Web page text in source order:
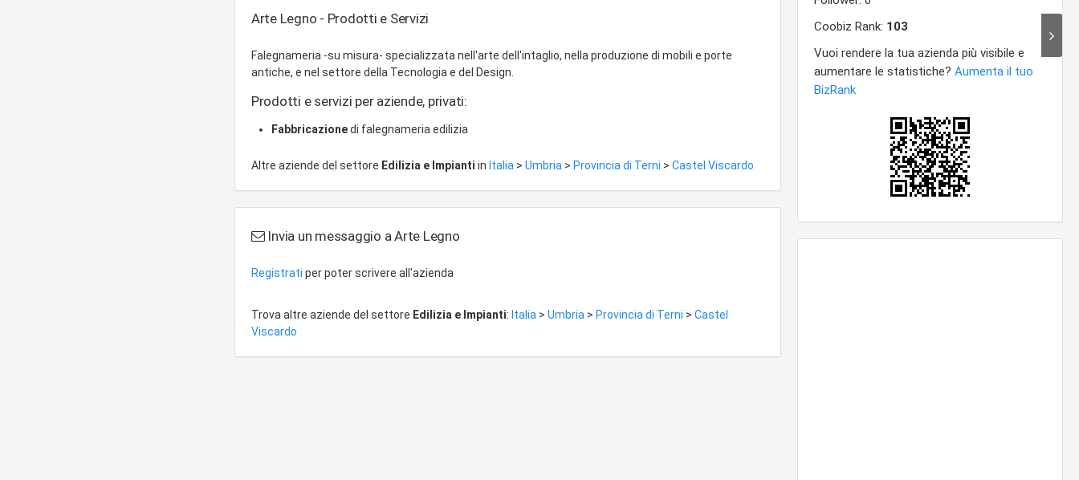
Arte Legno - Prodotti e Servizi
Falegnameria -su misura- specializzata nell'arte dell'intaglio, nella produzione di mobili e porte
antiche, e nel settore della Tecnologia e del Design.
Prodotti e servizi per aziende, privati:
Fabbricazionedi falegnameria edilizia
Altre aziende del settore Edilizia e Impianti in Italia > Umbria > Provincia di Terni > Castel Viscardo
Invia un messaggio a Arte Legno
Registrati per poter scrivere all'azienda
Trova altre aziende del settore Edilizia e Impianti: Italia > Umbria > Provincia di Terni > Castel
Viscardo